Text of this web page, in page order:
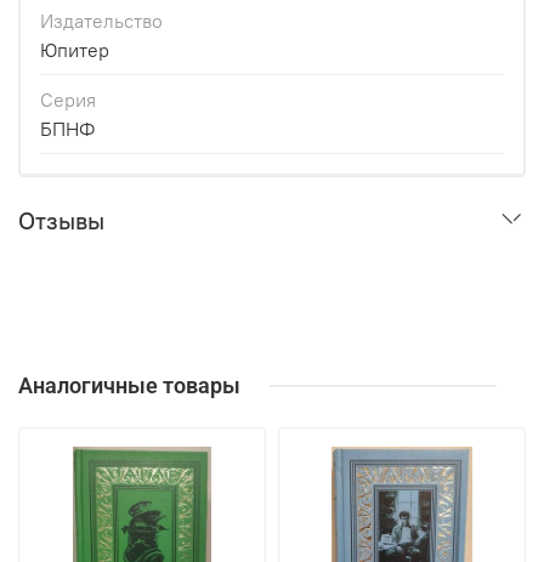
Издательство
Юпитер
Серия
БПНФ
Отзывы
Аналогичные товары